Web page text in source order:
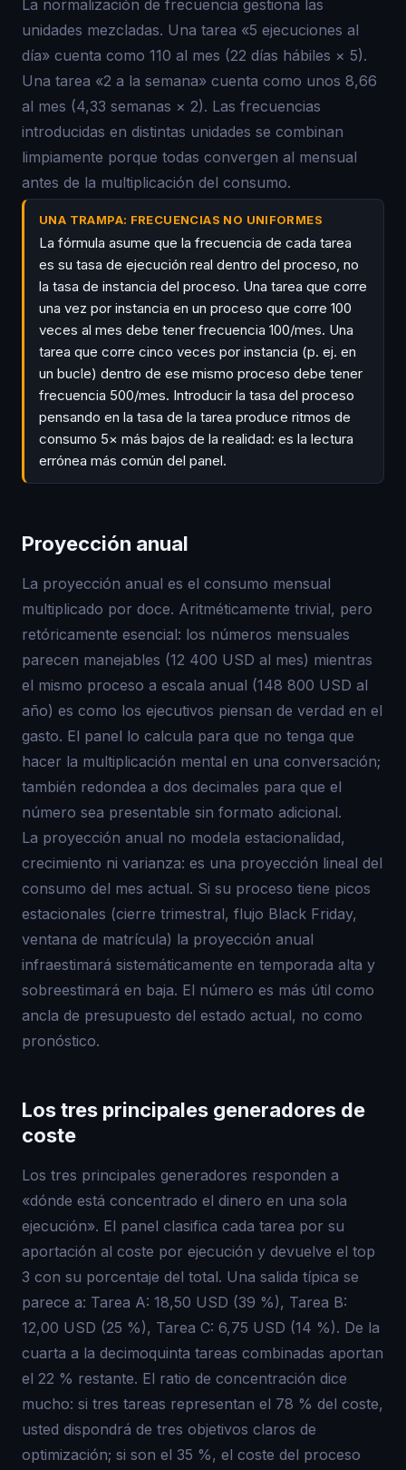
La normalización de frecuencia gestiona las
unidades mezcladas. Una tarea «5 ejecuciones al
día» cuenta como 110 al mes (22 días hábiles × 5).
Una tarea «2 a la semana» cuenta como unos 8,66
al mes (4,33 semanas × 2). Las frecuencias
introducidas en distintas unidades se combinan
limpiamente porque todas convergen al mensual
antes de la multiplicación del consumo.
UNA TRAMPA: FRECUENCIAS NO UNIFORMES
La fórmula asume que la frecuencia de cada tarea
es su tasa de ejecución real dentro del proceso, no
la tasa de instancia del proceso. Una tarea que corre
una vez por instancia en un proceso que corre 100
veces al mes debe tener frecuencia 100/mes. Una
tarea que corre cinco veces por instancia (p. ej. en
un bucle) dentro de ese mismo proceso debe tener
frecuencia 500/mes. Introducir la tasa del proceso
pensando en la tasa de la tarea produce ritmos de
consumo 5× más bajos de la realidad: es la lectura
errónea más común del panel.
Proyección anual
La proyección anual es el consumo mensual
multiplicado por doce. Aritméticamente trivial, pero
retóricamente esencial: los números mensuales
parecen manejables (12 400 USD al mes) mientras
el mismo proceso a escala anual (148 800 USD al
año) es como los ejecutivos piensan de verdad en el
gasto. El panel lo calcula para que no tenga que
hacer la multiplicación mental en una conversación;
también redondea a dos decimales para que el
número sea presentable sin formato adicional.
La proyección anual no modela estacionalidad,
crecimiento ni varianza: es una proyección lineal del
consumo del mes actual. Si su proceso tiene picos
estacionales (cierre trimestral, flujo Black Friday,
ventana de matrícula) la proyección anual
infraestimará sistemáticamente en temporada alta y
sobreestimará en baja. El número es más útil como
ancla de presupuesto del estado actual, no como
pronóstico.
Los tres principales generadores de
coste
Los tres principales generadores responden a
«dónde está concentrado el dinero en una sola
ejecución». El panel clasifica cada tarea por su
aportación al coste por ejecución y devuelve el top
3 con su porcentaje del total. Una salida típica se
parece a: Tarea A: 18,50 USD (39 %), Tarea B:
12,00 USD (25 %), Tarea C: 6,75 USD (14 %). De la
cuarta a la decimoquinta tareas combinadas aportan
el 22 % restante. El ratio de concentración dice
mucho: si tres tareas representan el 78 % del coste,
usted dispondrá de tres objetivos claros de
optimización; si son el 35 %, el coste del proceso